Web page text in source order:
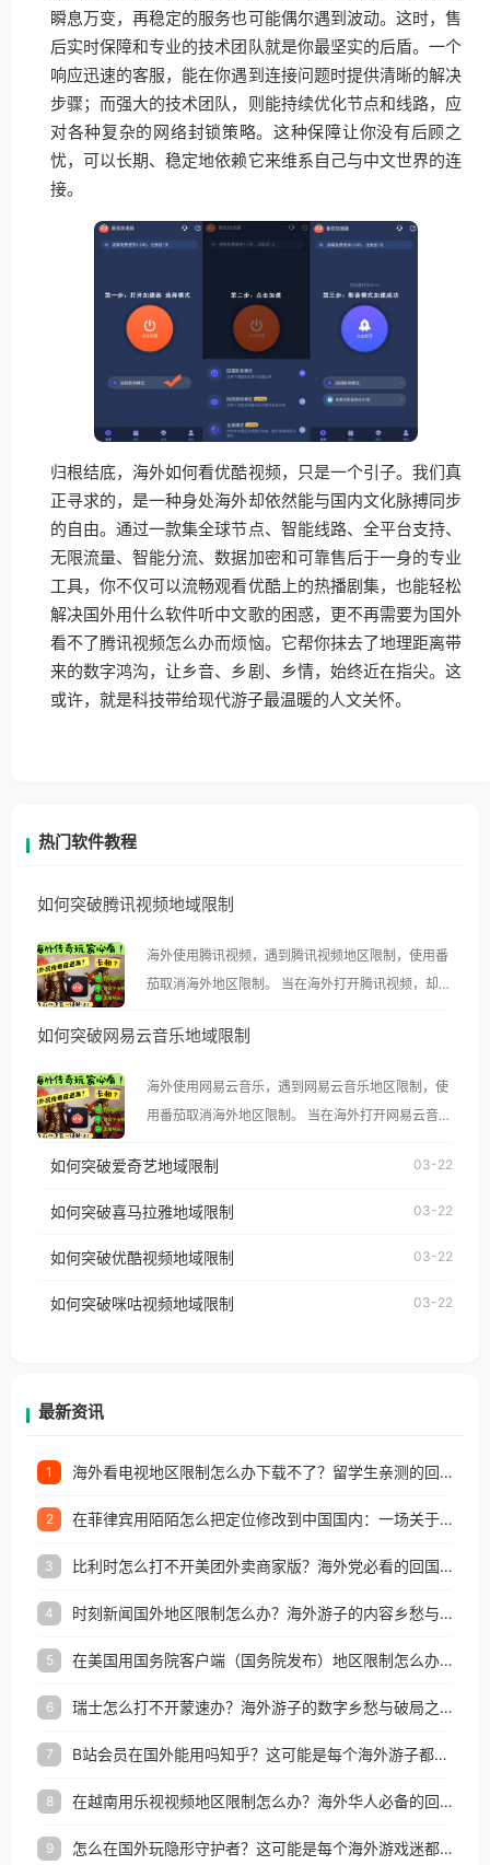
瞬息万变，再稳定的服务也可能偶尔遇到波动。这时，售
后实时保障和专业的技术团队就是你最坚实的后盾。一个
响应迅速的客服，能在你遇到连接问题时提供清晰的解决
步骤；而强大的技术团队，则能持续优化节点和线路，应
对各种复杂的网络封锁策略。这种保障让你没有后顾之
忧，可以长期、稳定地依赖它来维系自己与中文世界的连
接。
归根结底，海外如何看优酷视频，只是一个引子。我们真
正寻求的，是一种身处海外却依然能与国内文化脉搏同步
的自由。通过一款集全球节点、智能线路、全平台支持、
无限流量、智能分流、数据加密和可靠售后于一身的专业
工具，你不仅可以流畅观看优酷上的热播剧集，也能轻松
解决国外用什么软件听中文歌的困惑，更不再需要为国外
看不了腾讯视频怎么办而烦恼。它帮你抹去了地理距离带
来的数字鸿沟，让乡音、乡剧、乡情，始终近在指尖。这
或许，就是科技带给现代游子最温暖的人文关怀。
热门软件教程
如何突破腾讯视频地域限制
海外使用腾讯视频，遇到腾讯视频地区限制，使用番
茄取消海外地区限制。 当在海外打开腾讯视频，却突
示语。 海外用户如香港、澳门、台湾、美国、加拿
像其他音乐平台一样，出现地区及版权限制问题，且
仅能在中国大陆地区播放。 遇到这个问题的朋友们，
台湾、美国、加拿大、澳大利亚、欧洲等国家和地区
权限制所困扰。
如何突破网易云音乐地域限制
海外使用网易云音乐，遇到网易云音乐地区限制，使
用番茄取消海外地区限制。 当在海外打开网易云音
播放”的提示语。 海外用户如香港、澳门、台湾、美
制问题，且仅能在中国大陆地区播放。 遇到这个问题
户收听网易云音乐地区版权限制」的问题，无论人在
如何突破爱奇艺地域限制 03-22
如何突破喜马拉雅地域限制 03-22
如何突破优酷视频地域限制 03-22
如何突破咪咕视频地域限制 03-22
最新资讯
1 海外看电视地区限制怎么办下载不了？留学生亲测的回国加速方案（附2026世界杯观赛技巧）
2 在菲律宾用陌陌怎么把定位修改到中国国内：一场关于归属感与连接的探索
3 比利时怎么打不开美团外卖商家版？海外党必看的回国加速全攻略
4 时刻新闻国外地区限制怎么办？海外游子的内容乡愁与破局之路
5 在美国用国务院客户端（国务院发布）地区限制怎么办？3步解决海外看国内内容难题
6 瑞士怎么打不开蒙速办？海外游子的数字乡愁与破局之路
7 B站会员在国外能用吗知乎？这可能是每个海外游子都问过的问题
8 在越南用乐视视频地区限制怎么办？海外华人必备的回国加速攻略
9 怎么在国外玩隐形守护者？这可能是每个海外游戏迷都问过的问题